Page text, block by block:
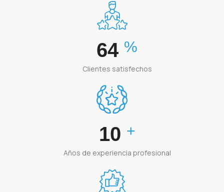
95 %
Clientes satisfechos
15 +
Años de experiencia profesional